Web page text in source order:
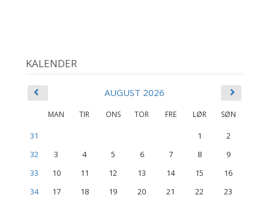
KALENDER
AUGUST 2026
MAN TIR ONS TOR FRE LØR SØN
31 1
2
32
3 4 5 6 7 8
9
33
10 11 12 13 14 15
16
34
17 18 19 20 21 22
23